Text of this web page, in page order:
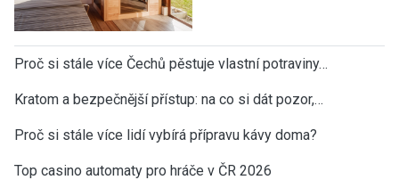
Proč si stále více Čechů pěstuje vlastní potraviny…
Kratom a bezpečnější přístup: na co si dát pozor,…
Proč si stále více lidí vybírá přípravu kávy doma?
Top casino automaty pro hráče v ČR 2026